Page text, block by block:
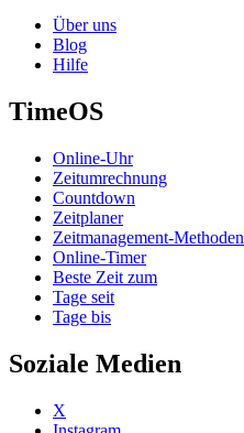
Über uns
Blog
Hilfe
TimeOS
Online-Uhr
Zeitumrechnung
Countdown
Zeitplaner
Zeitmanagement-Methoden
Online-Timer
Beste Zeit zum
Tage seit
Tage bis
Soziale Medien
X